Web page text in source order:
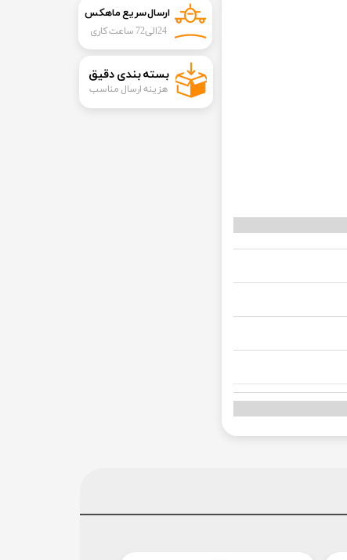
ارسال سریع ماهکس
24الی72 ساعت کاری
​بسته بندی دقیق​​​​​​​
هزینه ارسال مناسب